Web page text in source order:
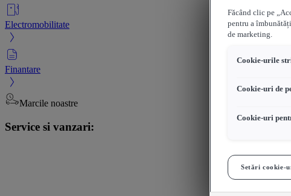
Electromobilitate
Finantare
Marcile noastre
Service si vanzari:
Făcând clic pe
pentru a
de marketing.
Cookie-urile
Cookie-uri de
Cookie-uri
Setări cookie-